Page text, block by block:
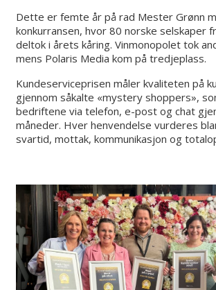
Dette er femte år på rad Mester Grønn
konkurransen, hvor 80 norske selskaper
deltok i årets kåring. Vinmonopolet tok
mens Polaris Media kom på tredjeplass.
Kundeserviceprisen måler kvaliteten på
gjennom såkalte «mystery shoppers»,
bedriftene via telefon, e-post og chat
måneder. Hver henvendelse vurderes
svartid, mottak, kommunikasjon og